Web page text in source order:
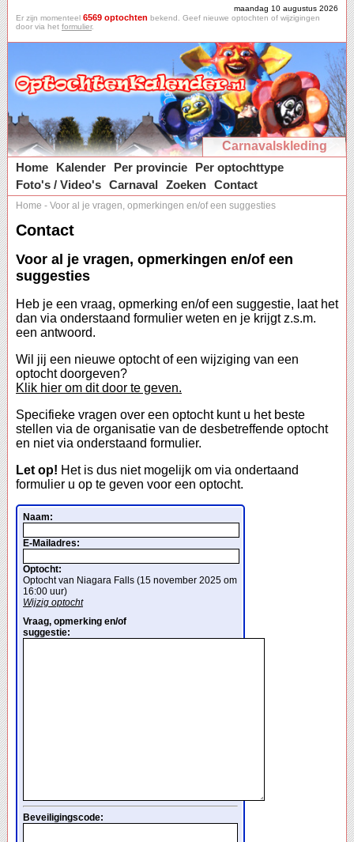
maandag 10 augustus 2026
Er zijn momenteel 6569 optochten bekend. Geef nieuwe optochten of wijzigingen
door via het formulier.
Carnavalskleding
Home
Kalender Per provincie
Per optochttype
Foto's / Video's Carnaval Zoeken Contact
Home - Voor al je vragen, opmerkingen en/of een suggesties
Contact
Voor al je vragen, opmerkingen en/of een
suggesties
Heb je een vraag, opmerking en/of een suggestie, laat het
dan via onderstaand formulier weten en je krijgt z.s.m.
een antwoord.
Wil jij een nieuwe optocht of een wijziging van een
optocht doorgeven?
Klik hier om dit door te geven.
Specifieke vragen over een optocht kunt u het beste
stellen via de organisatie van de desbetreffende optocht
en niet via onderstaand formulier.
Let op! Het is dus niet mogelijk om via ondertaand
formulier u op te geven voor een optocht.
Naam:
E-Mailadres:
Optocht:
Optocht van Niagara Falls (15 november 2025 om
16:00 uur)
Wijzig optocht
Vraag, opmerking en/of
suggestie:
Beveiligingscode: